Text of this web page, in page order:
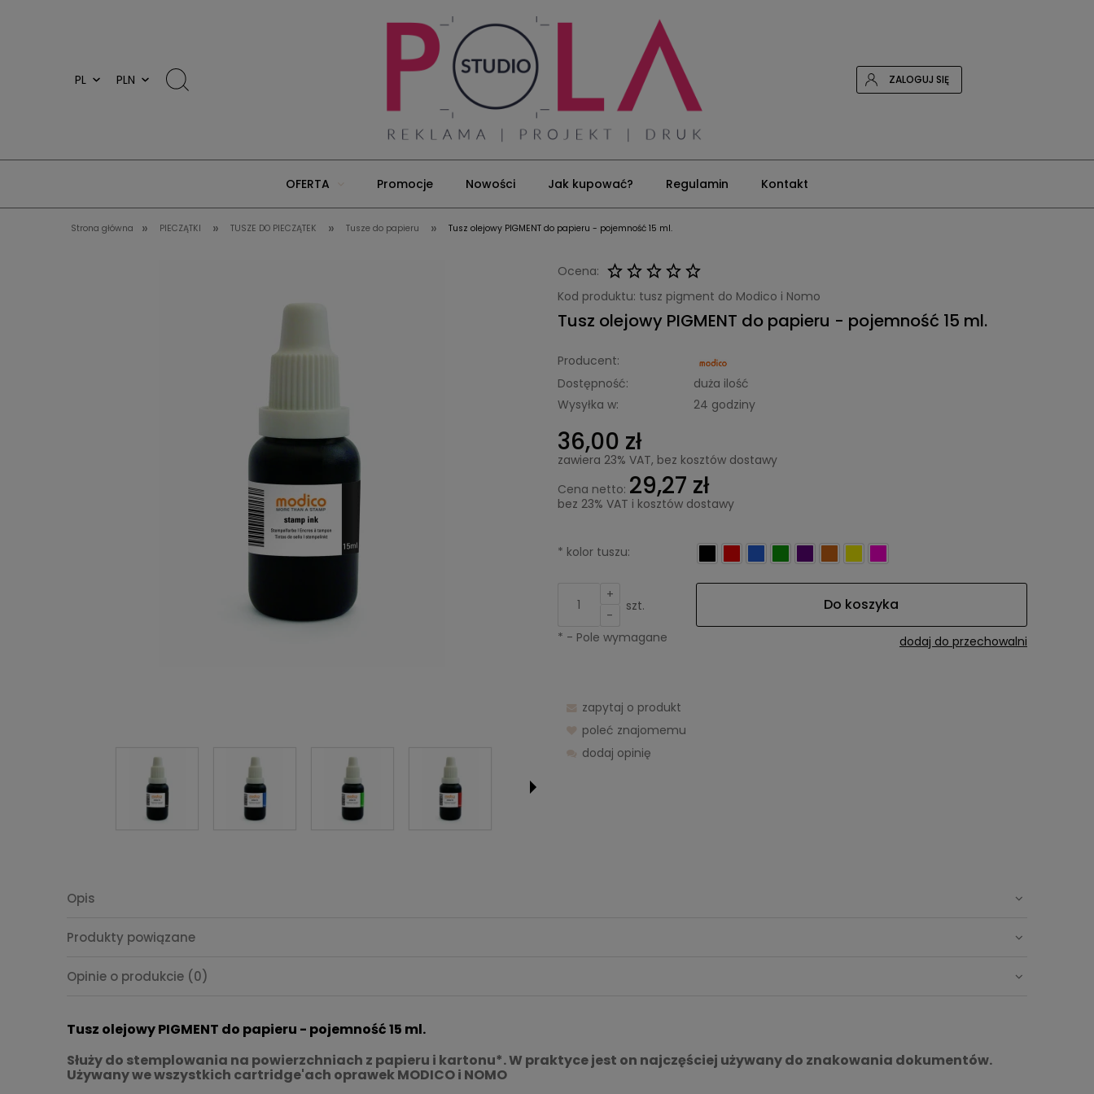
ZALOGUJ SIĘ
OFERTA Promocje Nowości Jak kupować? Regulamin Kontakt
Strona główna » PIECZĄTKI » TUSZE DO PIECZĄTEK » Tusze do papieru » Tusz olejowy PIGMENT do papieru - pojemność 15 ml.
Ocena:
Kod produktu: tusz pigment do Modico i Nomo
Tusz olejowy PIGMENT do papieru - pojemność 15 ml.
Producent:
Dostępność:
duża ilość
Wysyłka w:
24 godziny
36,00 zł
zawiera 23% VAT, bez kosztów dostawy
Cena netto: 29,27 zł
bez 23% VAT i kosztów dostawy
* kolor tuszu:
+
-
szt. Do koszyka
dodaj do przechowalni
* - Pole wymagane
zapytaj o produkt
poleć znajomemu
dodaj opinię
Opis
Produkty powiązane
Opinie o produkcie (0)
Tusz olejowy PIGMENT do papieru - pojemność 15 ml.
Służy do stemplowania na powierzchniach z papieru i kartonu*. W praktyce jest on najczęściej używany do znakowania dokumentów.
Używany we wszystkich cartridge'ach oprawek MODICO i NOMO